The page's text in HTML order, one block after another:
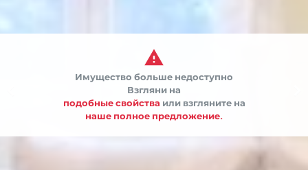

Имущество больше недоступно
Взгляни на
подобные свойства или взгляните на
наше полное предложение.